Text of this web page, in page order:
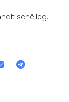
schëlleg.